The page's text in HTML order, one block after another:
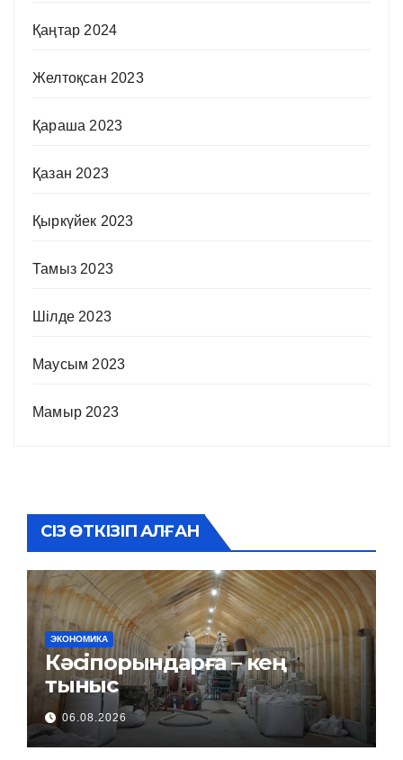
Қаңтар 2024
Желтоқсан 2023
Қараша 2023
Қазан 2023
Қыркүйек 2023
Тамыз 2023
Шілде 2023
Маусым 2023
Мамыр 2023
СІЗ ӨТКІЗІП АЛҒАН
ЭКОНОМИКА
Кәсіпорындарға – кең
тыныс
06.08.2026